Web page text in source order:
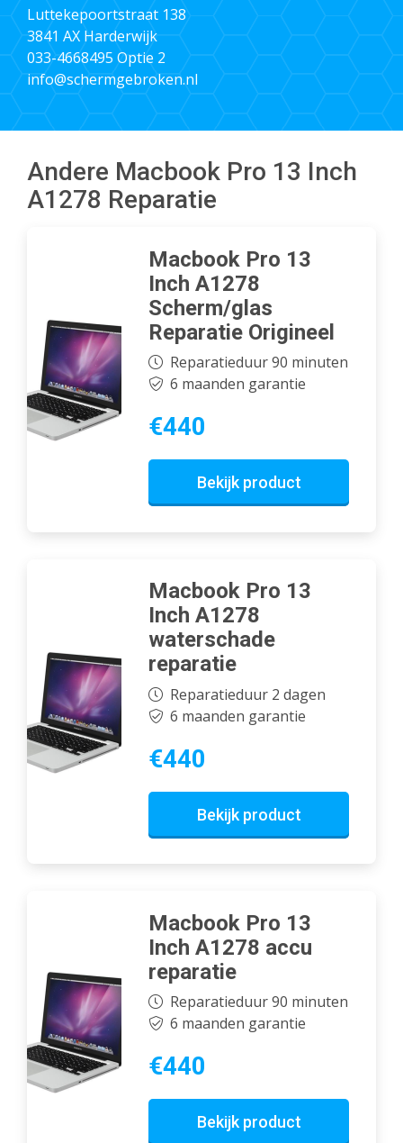
Luttekepoortstraat 138
3841 AX Harderwijk
033-4668495 Optie 2
info@schermgebroken.nl
Andere Macbook Pro 13 Inch
A1278 Reparatie
Macbook Pro 13
Inch A1278
Scherm/glas
Reparatie Origineel
Reparatieduur 90 minuten
6 maanden garantie
€440
Bekijk product
Macbook Pro 13
Inch A1278
waterschade
reparatie
Reparatieduur 2 dagen
6 maanden garantie
€440
Bekijk product
Macbook Pro 13
Inch A1278 accu
reparatie
Reparatieduur 90 minuten
6 maanden garantie
€440
Bekijk product